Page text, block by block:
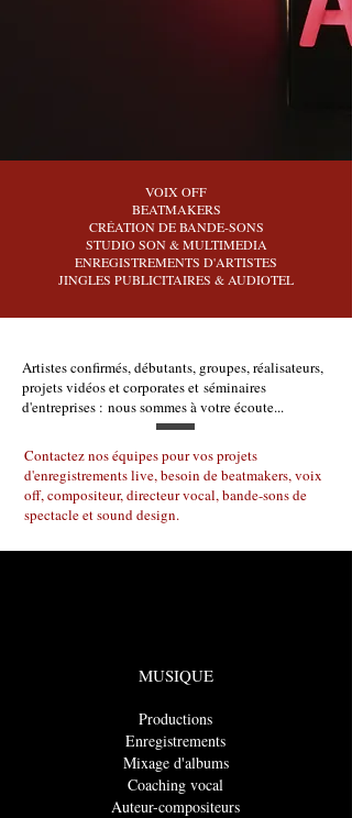
VOIX OFF
BEATMAKERS
CRÉATION DE BANDE-SONS
STUDIO SON & MULTIMEDIA
ENREGISTREMENTS D'ARTISTES
JINGLES PUBLICITAIRES & AUDIOTEL
Artistes confirmés, débutants, groupes, réalisateurs,
projets vidéos et corporates et séminaires
d'entreprises : nous sommes à votre écoute...
Contactez nos équipes pour vos projets
d'enregistrements live, besoin de beatmakers, voix
off, compositeur, directeur vocal, bande-sons de
spectacle et sound design.
MUSIQUE
Productions
Enregistrements
Mixage d'albums
Coaching vocal
Auteur-compositeurs